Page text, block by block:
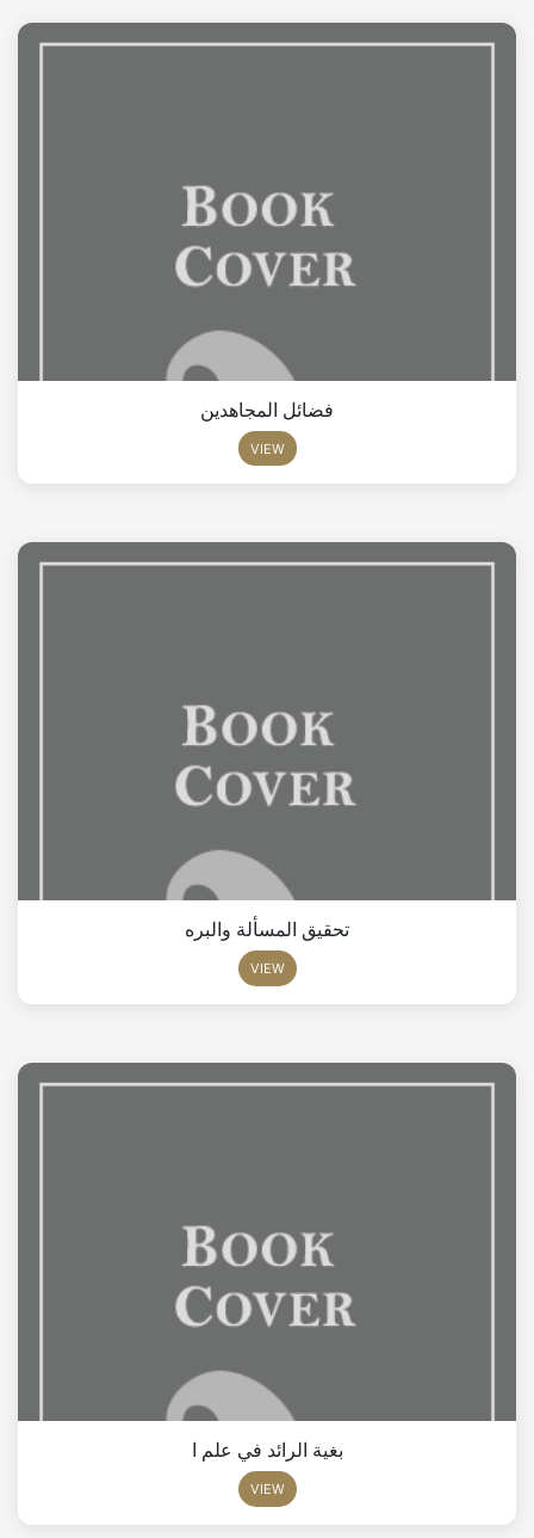
فضائل المجاهدين
VIEW
تحقيق المسألة والبره
VIEW
بغية الرائد في علم ا
VIEW